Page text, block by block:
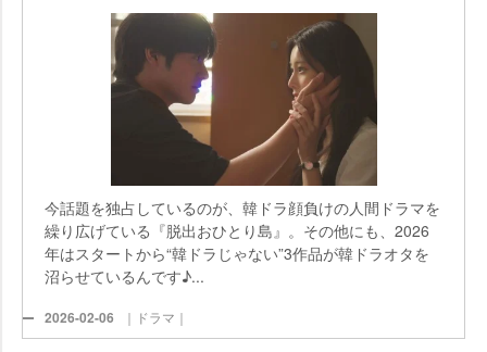
今話題を独占しているのが、韓ドラ顔負けの人間ドラマを
繰り広げている『脱出おひとり島』。その他にも、2026
年はスタートから“韓ドラじゃない”3作品が韓ドラオタを
沼らせているんです♪...
2026-02-06 ｜ドラマ｜